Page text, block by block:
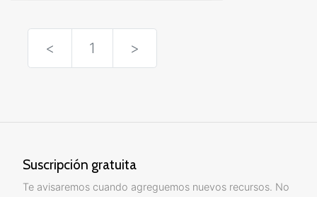
< 1 >
Suscripción gratuita
Te avisaremos cuando agreguemos nuevos recursos. No